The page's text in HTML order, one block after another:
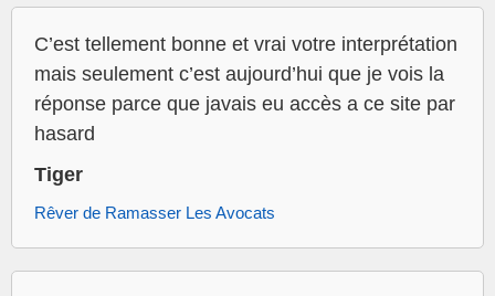
C’est tellement bonne et vrai votre interprétation
mais seulement c’est aujourd’hui que je vois la
réponse parce que javais eu accès a ce site par
hasard
Tiger
Rêver de Ramasser Les Avocats